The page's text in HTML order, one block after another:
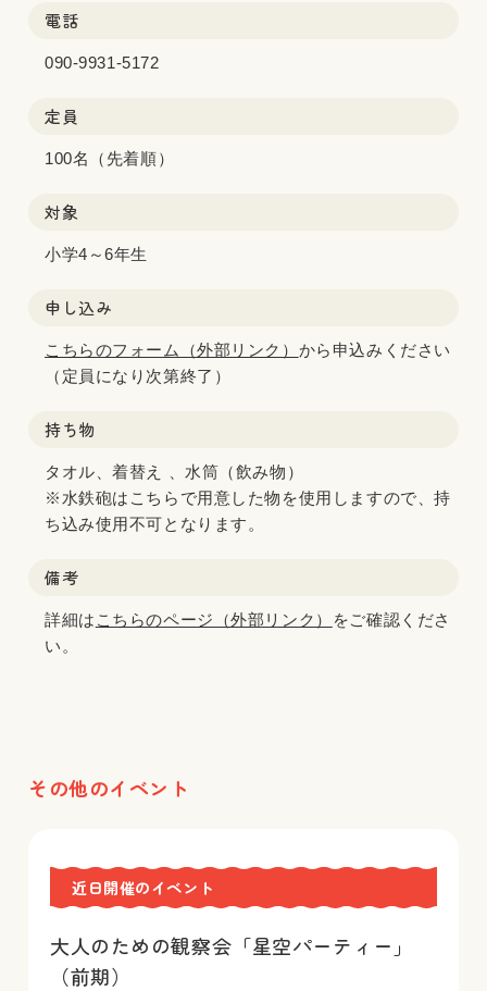
電話
090-9931-5172
定員
100名（先着順）
対象
小学4～6年生
申し込み
こちらのフォーム（外部リンク） から申込みください
（定員になり次第終了）
持ち物
タオル、着替え 、水筒（飲み物）
※水鉄砲はこちらで用意した物を使用しますので、持
ち込み使用不可となります。
備考
詳細は こちらのページ（外部リンク）
をご確認くださ
い。
その他のイベント
近日開催のイベント
大人のための観察会「星空パーティー」
（前期）